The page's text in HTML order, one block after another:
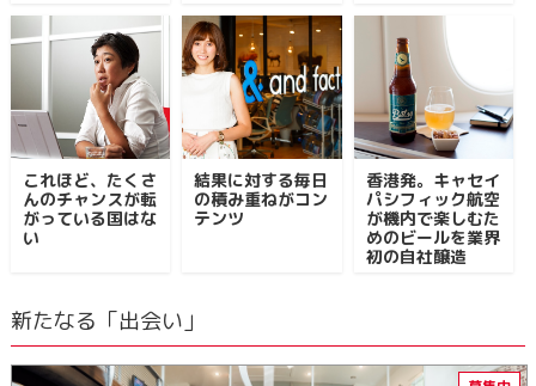
これほど、たくさ
んのチャンスが転
がっている国はな
い
結果に対する毎日
の積み重ねがコン
テンツ
香港発。キャセイ
パシフィック航空
が機内で楽しむた
めのビールを業界
初の自社醸造
新たなる「出会い」